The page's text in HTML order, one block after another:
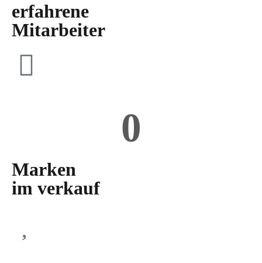
erfahrene
Mitarbeiter
0
Marken
im verkauf